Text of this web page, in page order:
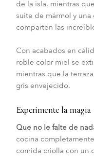
de la isla, mientras
suite de mármol y
comparten las
Con acabados en
roble color miel se
mientras que la
gris envejecido.
Experimente la magia
Que no le falte de
cocina
comida criolla con un